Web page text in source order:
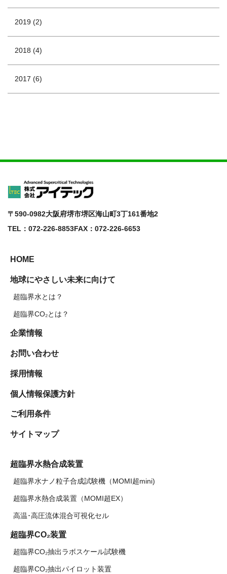
2019 (2)
2018 (4)
2017 (6)
〒590-0982大阪府堺市堺区海山町3丁161番地2
TEL：072-226-8853FAX：072-226-6653
HOME
地球にやさしい未来に向けて
超臨界水とは？
超臨界CO₂とは？
企業情報
お問い合わせ
採用情報
個人情報保護方針
ご利用条件
サイトマップ
超臨界水熱合成装置
超臨界水ナノ粒子合成試験機（MOMI超mini)
超臨界水熱合成装置（MOMI超EX）
高温･高圧流体混合可視化セル
超臨界CO₂装置
超臨界CO₂抽出ラボスケール試験機
超臨界CO₂抽出パイロット装置